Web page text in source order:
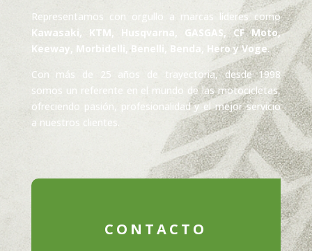
Representamos con orgullo a marcas líderes como
Kawasaki, KTM, Husqvarna, GASGAS, CF Moto,
Keeway, Morbidelli, Benelli, Benda, Hero y Voge.
Con más de 25 años de trayectoria, desde 1998
somos un referente en el mundo de las motocicletas,
ofreciendo pasión, profesionalidad y el mejor servicio
a nuestros clientes.
CONTACTO